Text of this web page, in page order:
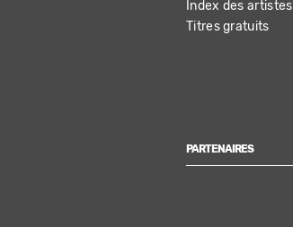
Index des artistes
Titres gratuits
PARTENAIRES